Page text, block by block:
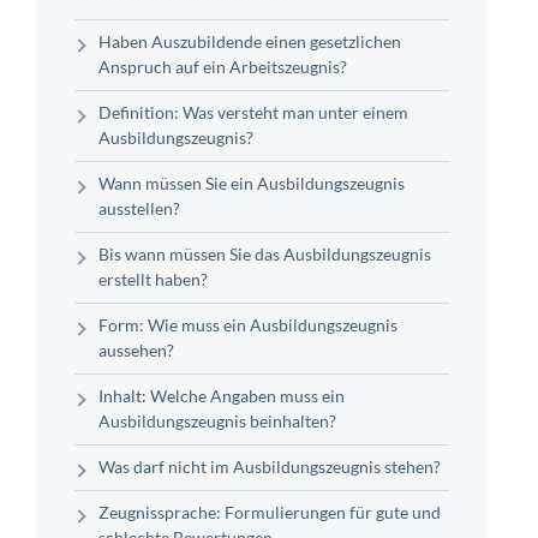
Haben Auszubildende einen gesetzlichen
Anspruch auf ein Arbeitszeugnis?
Definition: Was versteht man unter einem
Ausbildungszeugnis?
Wann müssen Sie ein Ausbildungszeugnis
ausstellen?
Bis wann müssen Sie das Ausbildungszeugnis
erstellt haben?
Form: Wie muss ein Ausbildungszeugnis
aussehen?
Inhalt: Welche Angaben muss ein
Ausbildungszeugnis beinhalten?
Was darf nicht im Ausbildungszeugnis stehen?
Zeugnissprache: Formulierungen für gute und
schlechte Bewertungen